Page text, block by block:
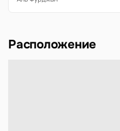
Расположение